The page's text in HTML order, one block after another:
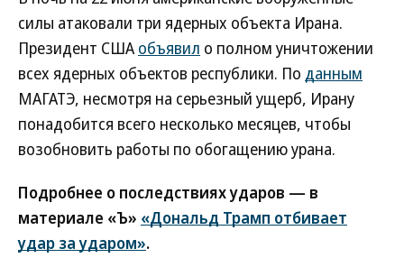
силы атаковали три ядерных объекта Ирана.
Президент США объявил о полном уничтожении
всех ядерных объектов республики. По данным
МАГАТЭ, несмотря на серьезный ущерб, Ирану
понадобится всего несколько месяцев, чтобы
возобновить работы по обогащению урана.
Подробнее о последствиях ударов — в
материале «Ъ» «Дональд Трамп отбивает
удар за ударом».